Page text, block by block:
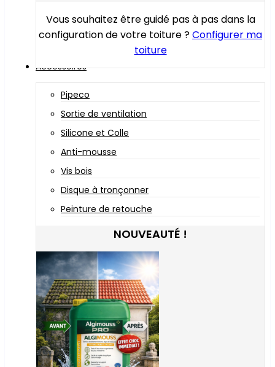
Vous souhaitez être guidé pas à pas dans la
configuration de votre toiture ?Configurer ma
toiture
Accessoires
Pipeco
Sortie de ventilation
Silicone et Colle
Anti-mousse
Vis bois
Disque à tronçonner
Peinture de retouche
NOUVEAUTÉ !